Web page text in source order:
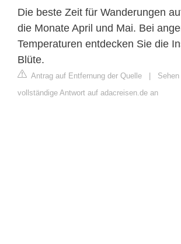
Die beste Zeit für Wanderungen
die Monate April und Mai. Bei
Temperaturen entdecken Sie die
Blüte.
Antrag auf Entfernung der Quelle |
vollständige Antwort auf adacreisen.de an